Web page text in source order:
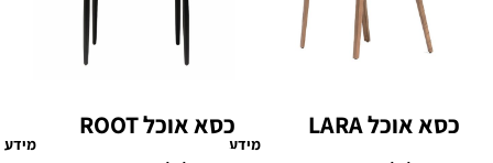
כסא אוכל LARA
מידע
כסא אוכל ROOT
מידע